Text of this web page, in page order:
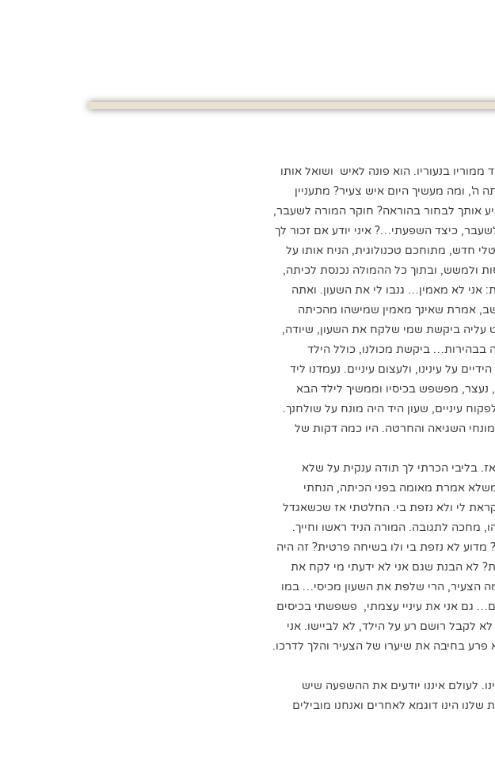
בנעוריו. הוא פונה לאיש ושואל אותו
ה', ומה מעשיך היום איש צעיר? מתעניין
אותך לבחור בהוראה? חוקר המורה לשעבר,
כיצד השפעתי…? איני יודע אם זכור לך
חדש, מתוחכם טכנולוגית, הניח אותו על
ולמשש, ובתוך כל ההמולה נכנסת לכיתה,
אני לא מאמין… גנבו לי את השעון. ואתה
אמרת שאינך מאמין שמישהו מהכיתה
עליה ביקשת שמי שלקח את השעון, שיודה,
בבהירות… ביקשת מכולנו, כולל הילד
על עינינו, ולעצום עיניים. נעמדנו ליד
נעצר, מפשפש בכיסיו וממשיך לילד הבא
עיניים, שעון היד היה מונח על שולחנך.
השגיאה והחרטה. היו כמה דקות של
בליבי הכרתי לך תודה ענקית על שלא
אמרת מאומה בפני הכיתה, הנחתי
לי ולא נזפת בי. החלטתי אז שכשאגדל
מחכה לתגובה. המורה הניד ראשו וחייך.
לא נזפת בי ולו בשיחה פרטית? זה היה
לא הבנת שגם אני לא ידעתי מי לקח את
הצעיר, הרי שלפת את השעון מכיסי… במו
גם אני את עיניי עצמתי, פשפשתי בכיסים
לקבל רושם רע על הילד, לא לביישו. אני
בחיבה את שיערו של הצעיר והלך לדרכו.
לעולם איננו יודעים את ההשפעה שיש
הינו דוגמא לאחרים ואנחנו מובילים